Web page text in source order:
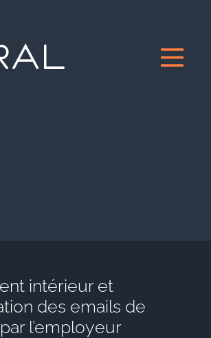
intérieur et
des emails de
l’employeur